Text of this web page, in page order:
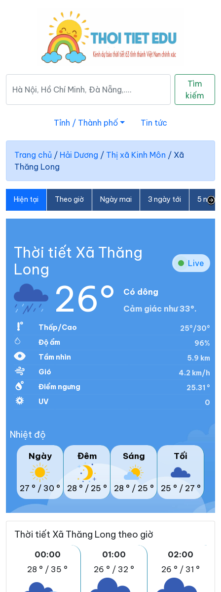
Tìm
kiếm
Tỉnh / Thành phố Tin tức
Trang chủ / Hải Dương / Thị xã Kinh Môn / Xã
Thăng Long
Hiện tại Theo giờ Ngày mai 3 ngày tới 5
Thời tiết Xã Thăng
Long
Live
26°
Có dông
Cảm giác như 33°.
Thấp/Cao
25°/30°
Độ ẩm
96%
Tầm nhìn
5.9 km
Gió
4.2 km/h
Điểm ngưng
25.31 °
UV
0
Nhiệt độ
Ngày
27 ° / 30 °
Đêm
28 ° / 25 °
Sáng
28 ° / 25 °
Tối
25 ° / 27 °
Thời tiết Xã Thăng Long theo giờ
00:00
28 ° / 35 °
01:00
26 ° / 32 °
02:00
26 ° / 31 °